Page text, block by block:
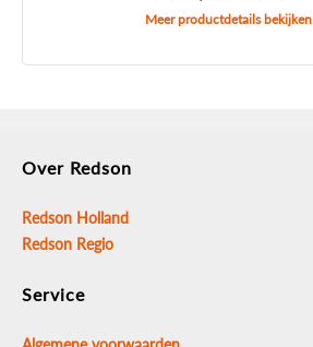
Meer productdetails bekijken
Over Redson
Redson Holland
Redson Regio
Service